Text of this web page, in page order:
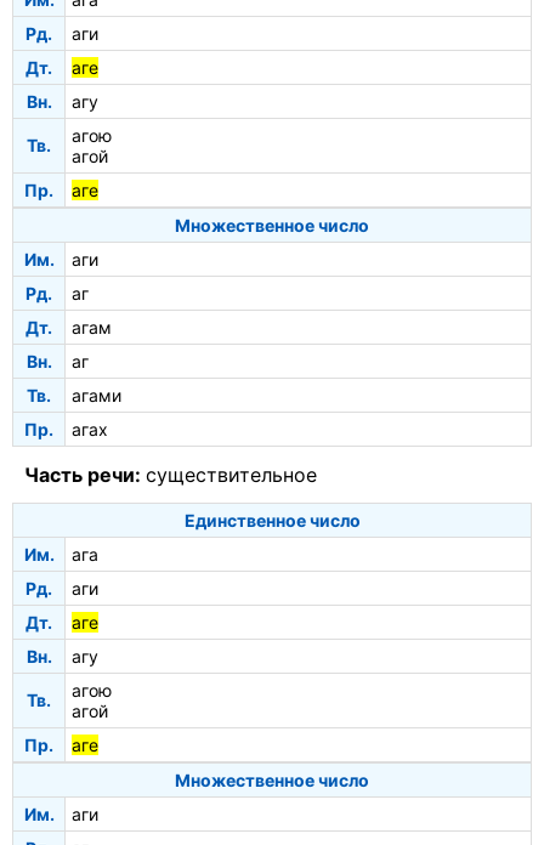
Рд.
аги
Дт.
аге
Вн.
агу
Тв.
агою
агой
Пр.
аге
Множественное число
Им.
аги
Рд.
аг
Дт.
агам
Вн.
аг
Тв.
агами
Пр.
агах
Часть речи: существительное
Единственное число
Им.
ага
Рд.
аги
Дт.
аге
Вн.
агу
Тв.
агою
агой
Пр.
аге
Множественное число
Им.
аги